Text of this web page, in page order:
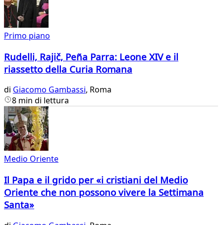
Primo piano
Rudelli, Rajič, Peña Parra: Leone XIV e il
riassetto della Curia Romana
di Giacomo Gambassi, Roma
8 min di lettura
Medio Oriente
Il Papa e il grido per «i cristiani del Medio
Oriente che non possono vivere la Settimana
Santa»